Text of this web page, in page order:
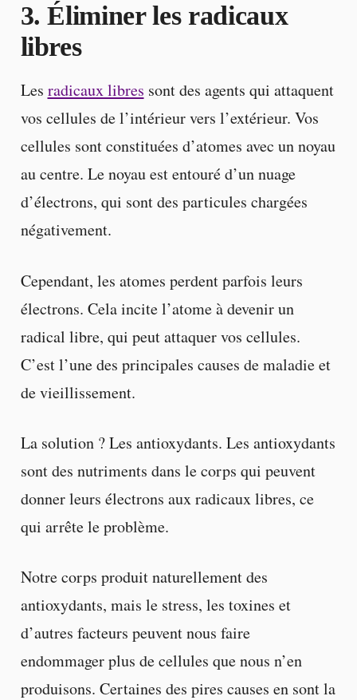
3. Éliminer les radicaux
libres
Les radicaux libres sont des agents qui attaquent
vos cellules de l’intérieur vers l’extérieur. Vos
cellules sont constituées d’atomes avec un noyau
au centre. Le noyau est entouré d’un nuage
d’électrons, qui sont des particules chargées
négativement.
Cependant, les atomes perdent parfois leurs
électrons. Cela incite l’atome à devenir un
radical libre, qui peut attaquer vos cellules.
C’est l’une des principales causes de maladie et
de vieillissement.
La solution ? Les antioxydants. Les antioxydants
sont des nutriments dans le corps qui peuvent
donner leurs électrons aux radicaux libres, ce
qui arrête le problème.
Notre corps produit naturellement des
antioxydants, mais le stress, les toxines et
d’autres facteurs peuvent nous faire
endommager plus de cellules que nous n’en
produisons. Certaines des pires causes en sont la